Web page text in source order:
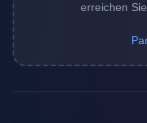
erreichen